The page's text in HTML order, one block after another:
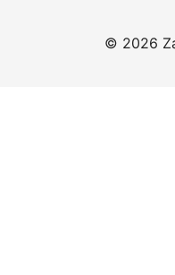
© 2026